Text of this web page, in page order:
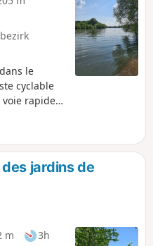
le
cyclable
voie rapide
jardins de
m
3h